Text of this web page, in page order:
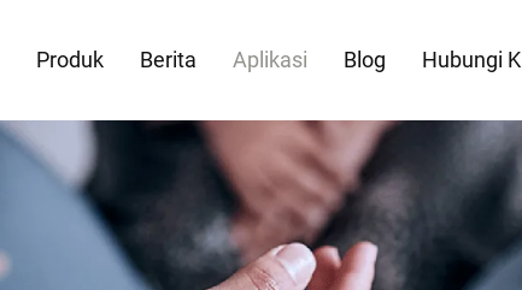
Produk Berita Aplikasi Blog Hubungi